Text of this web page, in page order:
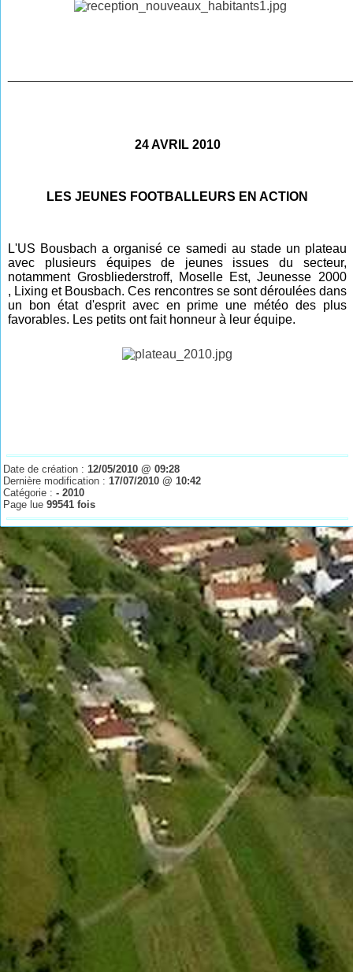
24 AVRIL 2010
LES JEUNES FOOTBALLEURS EN ACTION
L'US Bousbach a organisé ce samedi au stade un plateau
avec plusieurs équipes de jeunes issues du secteur,
notamment Grosbliederstroff, Moselle Est, Jeunesse 2000
, Lixinget Bousbach. Ces rencontres se sont déroulées dans
un bon état d'esprit avec en prime une météo des plus
favorables. Les petits ont fait honneur à leur équipe.
Date de création :12/05/2010 @ 09:28
Dernière modification :17/07/2010 @ 10:42
Catégorie :- 2010
Page lue99541 fois